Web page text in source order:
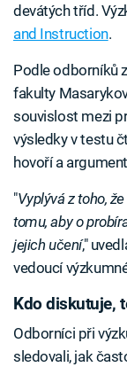
devátých tříd.
and Instruction.
Podle odborníků
fakulty
souvislost mezi
výsledky v testu
hovoří a
"Vyplývá z toho,
tomu, aby o
jejich učení,"
vedoucí
Kdo diskutuje,
Odborníci při
sledovali, jak